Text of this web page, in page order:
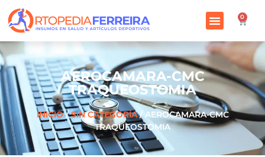
0
AEROCAMARA-CMC
TRAQUEOSTOMIA
INICIO/SIN CATEGORÍA/ AEROCAMARA-CMC
TRAQUEOSTOMIA